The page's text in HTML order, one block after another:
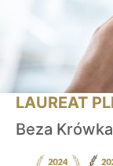
LAUREAT
Beza Krówka